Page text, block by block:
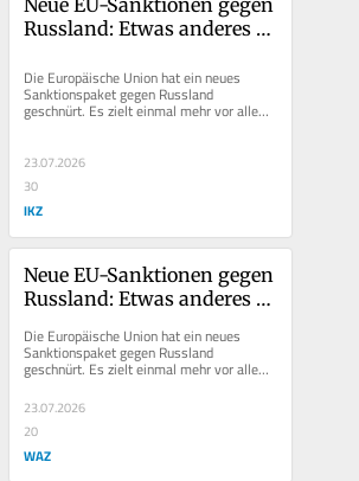
Russland: Etwas anderes
Probleme
Die Europäische Union hat ein neues
Sanktionspaket gegen Russland
geschnürt. Es zielt einmal mehr vor allem
auf den russischen Finanz- und...
23.07.2026
30
IKZ
Neue EU-Sanktionen gegen
Russland: Etwas anderes
Probleme
Die Europäische Union hat ein neues
Sanktionspaket gegen Russland
geschnürt. Es zielt einmal mehr vor allem
auf den russischen Finanz- und...
23.07.2026
20
WAZ